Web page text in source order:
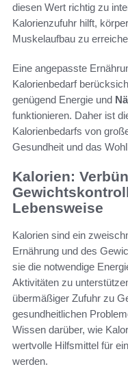
diesen Wert richtig zu
Kalorienzufuhr hilft,
Muskelaufbau zu
Eine angepasste
Kalorienbedarf
genügend Energie und
funktionieren. Daher ist
Kalorienbedarfs von
Gesundheit und das
Kalorien:
Lebensweise
Kalorien sind ein
Ernährung und des
sie die notwendige
Aktivitäten zu
übermäßiger Zufuhr zu
gesundheitlichen
Wissen darüber, wie
wertvolle Hilfsmittel für
werden.